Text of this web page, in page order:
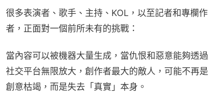
很多表演者、歌手、主持、KOL，以至記者和專欄作
者，正面對一個前所未有的挑戰：
當內容可以被機器大量生成，當仇恨和惡意能夠透過
社交平台無限放大，創作者最大的敵人，可能不再是
創意枯竭，而是失去「真實」本身。